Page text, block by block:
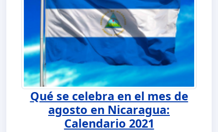
Qué se celebra en el mes de
agosto en Nicaragua:
Calendario 2021